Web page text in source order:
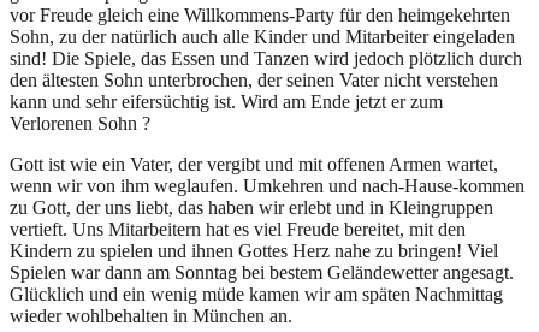
vor Freude gleich eine Willkommens-Party für den heimgekehrten
Sohn, zu der natürlich auch alle Kinder und Mitarbeiter eingeladen
sind! Die Spiele, das Essen und Tanzen wird jedoch plötzlich durch
den ältesten Sohn unterbrochen, der seinen Vater nicht verstehen
kann und sehr eifersüchtig ist. Wird am Ende jetzt er zum
Verlorenen Sohn ?
Gott ist wie ein Vater, der vergibt und mit offenen Armen wartet,
wenn wir von ihm weglaufen. Umkehren und nach-Hause-kommen
zu Gott, der uns liebt, das haben wir erlebt und in Kleingruppen
vertieft. Uns Mitarbeitern hat es viel Freude bereitet, mit den
Kindern zu spielen und ihnen Gottes Herz nahe zu bringen! Viel
Spielen war dann am Sonntag bei bestem Geländewetter angesagt.
Glücklich und ein wenig müde kamen wir am späten Nachmittag
wieder wohlbehalten in München an.